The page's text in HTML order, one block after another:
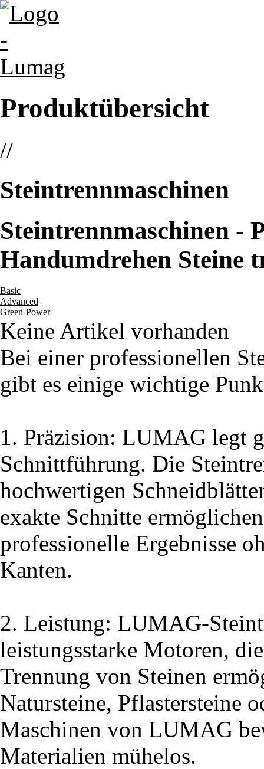
Produktübersicht
//
Steintrennmaschinen
Steintrennmaschinen -
Handumdrehen Steine
Basic
Advanced
Green-Power
Keine Artikel vorhanden
Bei einer professionellen
gibt es einige wichtige
1. Präzision: LUMAG legt
Schnittführung. Die
hochwertigen
exakte Schnitte
professionelle Ergebnisse
Kanten.
2. Leistung: LUMAG-
leistungsstarke Motoren,
Trennung von Steinen
Natursteine, Pflastersteine
Maschinen von LUMAG
Materialien mühelos.